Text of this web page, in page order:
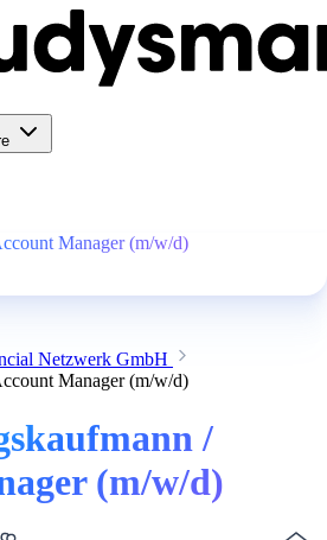
Manager (m/w/d)
Netzwerk GmbH
Manager (m/w/d)
/
(m/w/d)